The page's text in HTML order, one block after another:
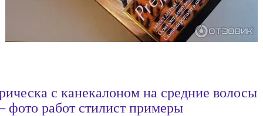
с канекалоном на средние волосы
работ стилист примеры